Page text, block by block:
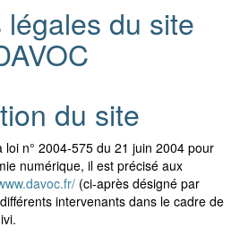
du site
du site
loi n° 2004-575 du 21 juin 2004 pour
numérique, il est précisé aux
(ci-après désigné par
intervenants dans le cadre de